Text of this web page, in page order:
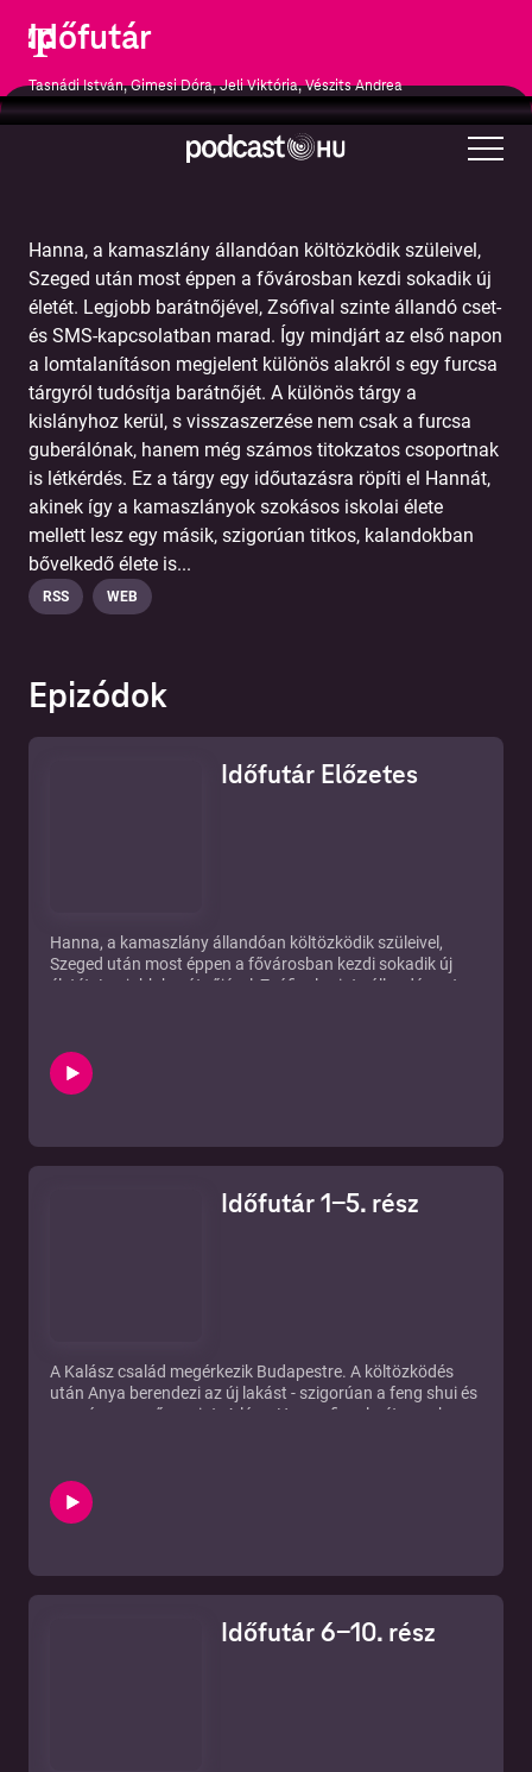
Időfutár
Tasnádi István, Gimesi Dóra, Jeli Viktória, Vészits Andrea
Hanna, a kamaszlány állandóan költözködik szüleivel,
Szeged után most éppen a fővárosban kezdi sokadik új
életét. Legjobb barátnőjével, Zsófival szinte állandó cset-
és SMS-kapcsolatban marad. Így mindjárt az első napon
a lomtalanításon megjelent különös alakról s egy furcsa
tárgyról tudósítja barátnőjét. A különös tárgy a
kislányhoz kerül, s visszaszerzése nem csak a furcsa
guberálónak, hanem még számos titokzatos csoportnak
is létkérdés. Ez a tárgy egy időutazásra röpíti el Hannát,
akinek így a kamaszlányok szokásos iskolai élete
mellett lesz egy másik, szigorúan titkos, kalandokban
bővelkedő élete is...
RSS WEB
Epizódok
Időfutár Előzetes
Hanna, a kamaszlány állandóan költözködik szüleivel,
Szeged után most éppen a fővárosban kezdi sokadik új
életét. Legjobb barátnőjével, Zsófival szinte állandó cset-
tárgyról tudósítja barátnőjét. A különös tárgy a kislányhoz
kerül, s visszaszerzése nem csak a furcsa guberálónak,
hanem még számos titokzatos csoportnak is létkérdés. Ez
Időfutár 1-5. rész
A Kalász család megérkezik Budapestre. A költözködés
után Anya berendezi az új lakást - szigorúan a feng shui és
a varázsvessző szerint. A lány, Hanna figyelmét azonban
követi...
Időfutár 6-10. rész